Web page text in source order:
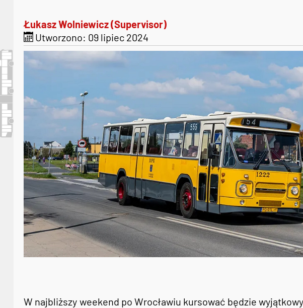
Łukasz Wolniewicz (Supervisor)
Utworzono: 09 lipiec 2024
W najbliższy weekend po Wrocławiu kursować będzie